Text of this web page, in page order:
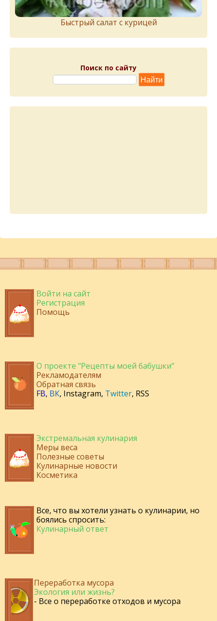
Быстрый салат с курицей
Поиск по сайту
Войти на сайт
Регистрация
Помощь
О проекте "Рецепты моей бабушки"
Рекламодателям
Обратная связь
FB, ВК, Instagram, Twitter, RSS
Экстремальная кулинария
Меры веса
Полезные советы
Кулинарные новости
Косметика
Все, что вы хотели узнать о кулинарии, но
боялись спросить:
Кулинарный ответ
Переработка мусора
Экология или жизнь?
- Все о переработке отходов и мусора